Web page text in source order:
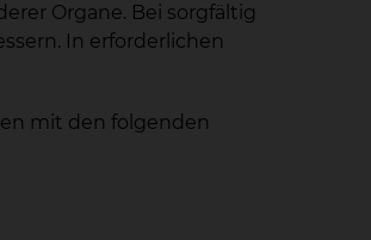
Organe. Bei sorgfältig
In erforderlichen
mit den folgenden